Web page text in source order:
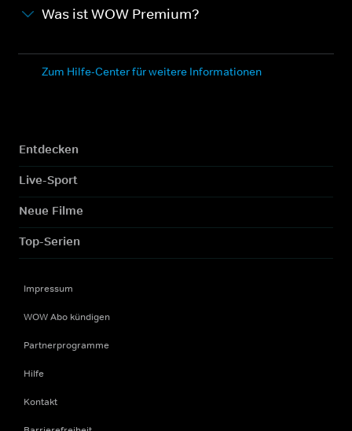
Was ist WOW Premium?
Zum Hilfe-Center für weitere Informationen
Entdecken
Live-Sport
Neue Filme
Top-Serien
Impressum
WOW Abo kündigen
Partnerprogramme
Hilfe
Kontakt